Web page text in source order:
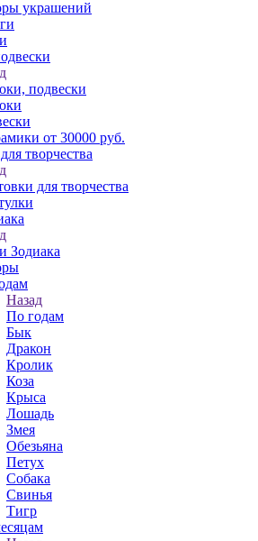
украшений
подвески
от 30000 руб.
творчества
для творчества
Зодиака
Назад
По годам
Бык
Дракон
Кролик
Коза
Крыса
Лошадь
Змея
Обезьяна
Петух
Собака
Свинья
Тигр